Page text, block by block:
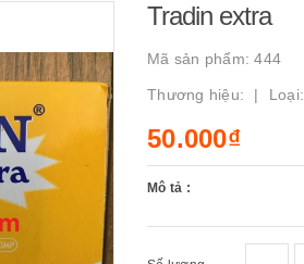
Tradin extra
Mã sản phẩm:444
Thương hiệu: Loại:
50.000₫
Mô tả :